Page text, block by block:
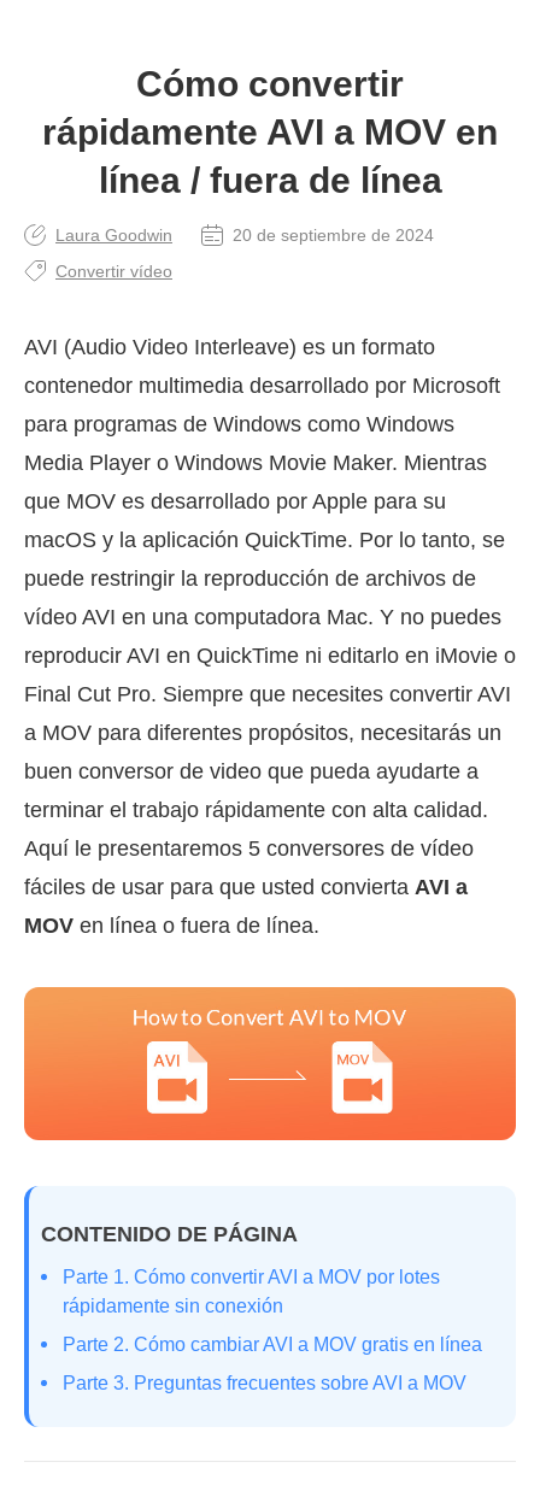
Cómo convertir
rápidamente AVI a MOV en
línea / fuera de línea
Laura Goodwin
20 de septiembre de 2024
Convertir vídeo
AVI (Audio Video Interleave) es un formato
contenedor multimedia desarrollado por Microsoft
para programas de Windows como Windows
Media Player o Windows Movie Maker. Mientras
que MOV es desarrollado por Apple para su
macOS y la aplicación QuickTime. Por lo tanto, se
puede restringir la reproducción de archivos de
vídeo AVI en una computadora Mac. Y no puedes
reproducir AVI en QuickTime ni editarlo en iMovie o
Final Cut Pro. Siempre que necesites convertir AVI
a MOV para diferentes propósitos, necesitarás un
buen conversor de video que pueda ayudarte a
terminar el trabajo rápidamente con alta calidad.
Aquí le presentaremos 5 conversores de vídeo
fáciles de usar para que usted convierta AVI a
MOV en línea o fuera de línea.
CONTENIDO DE PÁGINA
Parte 1. Cómo convertir AVI a MOV por lotes
rápidamente sin conexión
Parte 2. Cómo cambiar AVI a MOV gratis en línea
Parte 3. Preguntas frecuentes sobre AVI a MOV